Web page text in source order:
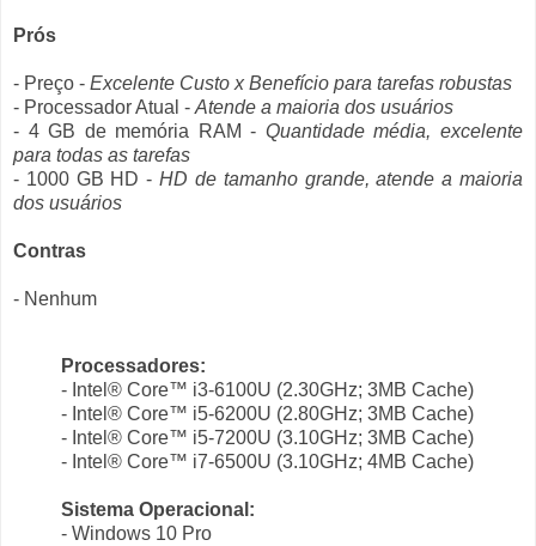
Prós
- Preço - Excelente Custo x Benefício para tarefas robustas
- Processador Atual -Atende a maioria dos usuários
- 4 GB de memória RAM - Quantidade média, excelente
para todas as tarefas
- 1000 GB HD -HD de tamanho grande, atende a maioria
dos usuários
Contras
- Nenhum
Processadores:
- Intel® Core™ i3-6100U (2.30GHz; 3MB Cache)
- Intel® Core™ i5-6200U (2.80GHz; 3MB Cache)
- Intel® Core™ i5-7200U (3.10GHz; 3MB Cache)
- Intel® Core™ i7-6500U (3.10GHz; 4MB Cache)
Sistema Operacional:
- Windows 10 Pro